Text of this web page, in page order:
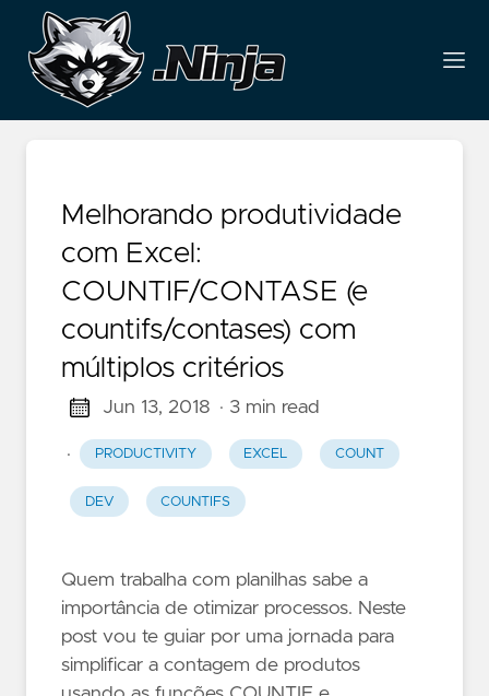
Melhorando produtividade
com Excel:
COUNTIF/CONTASE (e
countifs/contases) com
múltiplos critérios
Jun 13, 2018 · 3 min read
· PRODUCTIVITY EXCEL COUNT
DEV COUNTIFS
Quem trabalha com planilhas sabe a
importância de otimizar processos. Neste
post vou te guiar por uma jornada para
simplificar a contagem de produtos